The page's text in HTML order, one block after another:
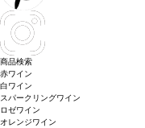
商品検索
赤ワイン
白ワイン
スパークリングワイン
ロゼワイン
オレンジワイン